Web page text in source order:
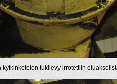
tukilevy irrotettiin